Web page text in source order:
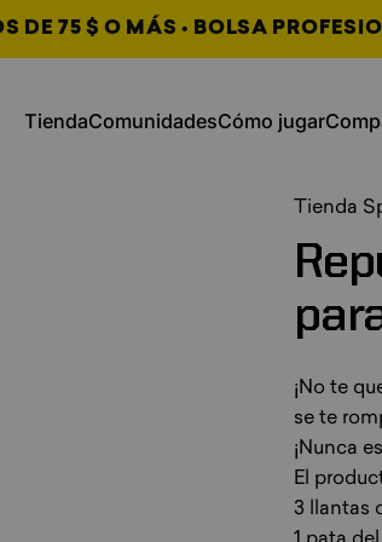
DE 75 $ O MÁS • BOLSA
TiendaComunidadesCómo jugar
Tienda
¡No te
se te
¡Nunca
El
3 llantas
, se abre
, se abre
, se abre